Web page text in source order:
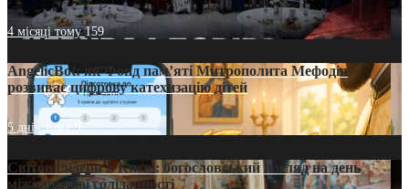
4 місяці тому159
AngelicBot: як Фонд пам’яті Митрополита Мефодія
розвиває цифрову катехизацію дітей
5 днів тому9
Світові лідери в Києві: богословський погляд на день
міжнародної солідарності